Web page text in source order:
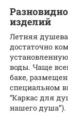
изделий
Летняя
достаточно
воды. Чаще
баке,
специальном
“Каркас для
нашего душа”).